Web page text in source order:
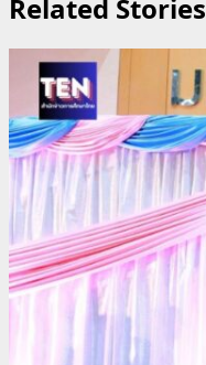
Related Stories